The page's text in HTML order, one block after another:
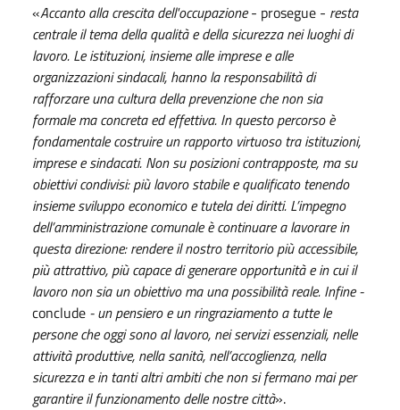
«Accanto alla crescita dell'occupazione- prosegue - resta
centrale il tema della qualità e della sicurezza nei luoghi di
lavoro. Le istituzioni, insieme alle imprese e alle
organizzazioni sindacali, hanno la responsabilità di
rafforzare una cultura della prevenzione che non sia
formale ma concreta ed effettiva. In questo percorso è
fondamentale costruire un rapporto virtuoso tra istituzioni,
imprese e sindacati. Non su posizioni contrapposte, ma su
obiettivi condivisi: più lavoro stabile e qualificato tenendo
insieme sviluppo economico e tutela dei diritti. L’impegno
dell’amministrazione comunale è continuare a lavorare in
questa direzione: rendere il nostro territorio più accessibile,
più attrattivo, più capace di generare opportunità e in cui il
lavoro non sia un obiettivo ma una possibilità reale. Infine -
conclude - un pensiero e un ringraziamento a tutte le
persone che oggi sono al lavoro, nei servizi essenziali, nelle
attività produttive, nella sanità, nell’accoglienza, nella
sicurezza e in tanti altri ambiti che non si fermano mai per
garantire il funzionamento delle nostre città».